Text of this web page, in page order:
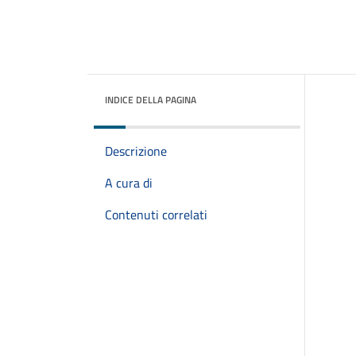
INDICE DELLA PAGINA
Descrizione
A cura di
Contenuti correlati